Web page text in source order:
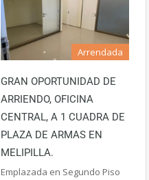
Arrendada
GRAN OPORTUNIDAD DE
ARRIENDO, OFICINA
CENTRAL, A 1 CUADRA DE
PLAZA DE ARMAS EN
MELIPILLA.
Emplazada en Segundo Piso